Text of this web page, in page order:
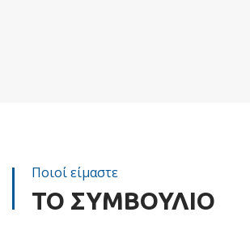
Ποιοί είμαστε
ΤΟ ΣΥΜΒΟΥΛΙΟ